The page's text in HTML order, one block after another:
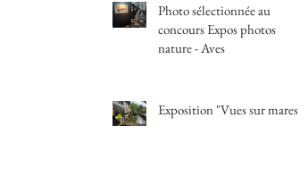
Photo sélectionnée au
concours Expos photos
nature - Aves
Exposition "Vues sur mares"